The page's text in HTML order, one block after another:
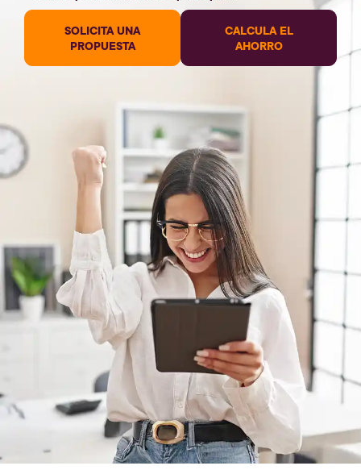
SOLICITA UNA
PROPUESTA
CALCULA EL
AHORRO